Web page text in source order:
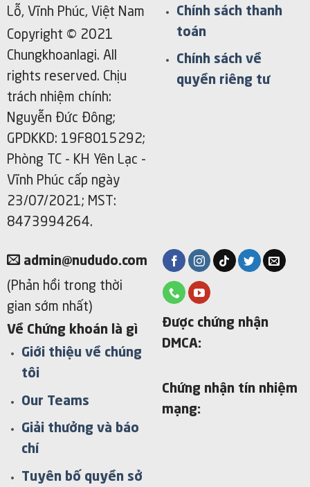
Lỗ, Vĩnh Phúc, Việt Nam
Copyright © 2021
Chungkhoanlagi. All
rights reserved. Chịu
trách nhiệm chính:
Nguyễn Đức Đông;
GPDKKD: 19F8015292;
Phòng TC - KH Yên Lạc -
Vĩnh Phúc cấp ngày
23/07/2021; MST:
8473994264.
Chính sách thanh
toán
Chính sách về
quyền riêng tư
admin@nududo.com
(Phản hồi trong thời
gian sớm nhất)
Về Chứng khoán là gì
Giới thiệu về chúng
tôi
Our Teams
Giải thưởng và báo
chí
Tuyên bố quyền sở
Được chứng nhận
DMCA:
Chứng nhận tín nhiệm
mạng: